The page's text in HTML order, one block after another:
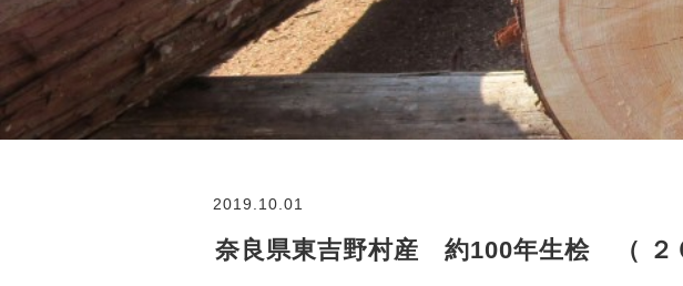
2019.10.01
奈良県東吉野村産 約100年生桧 （ ２